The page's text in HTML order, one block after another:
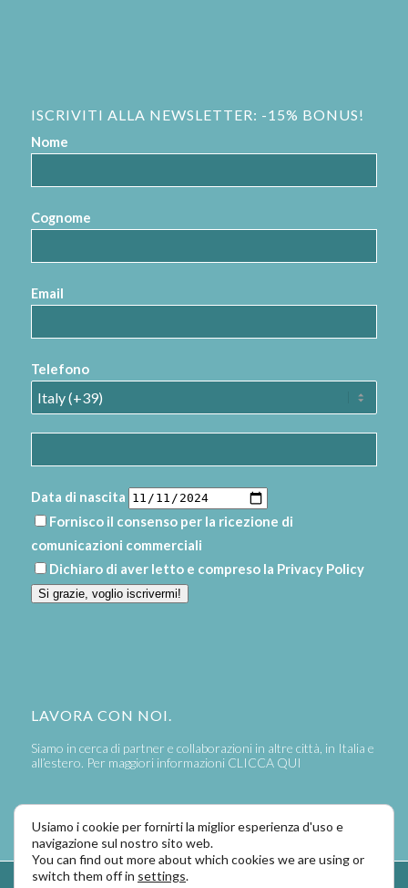
ISCRIVITI ALLA NEWSLETTER: -15% BONUS!
Nome
Cognome
Email
Telefono
Data di nascita
Fornisco il consenso per la ricezione di
comunicazioni commerciali
Dichiaro di aver letto e compreso la Privacy Policy
Si grazie, voglio iscrivermi!
LAVORA CON NOI.
Siamo in cerca di partner e collaborazioni in altre città, in Italia e
all’estero. Per maggiori informazioni CLICCA QUI
Usiamo i cookie per fornirti la miglior esperienza d'uso e
navigazione sul nostro sito web.
You can find out more about which cookies we are using or
switch them off in settings.